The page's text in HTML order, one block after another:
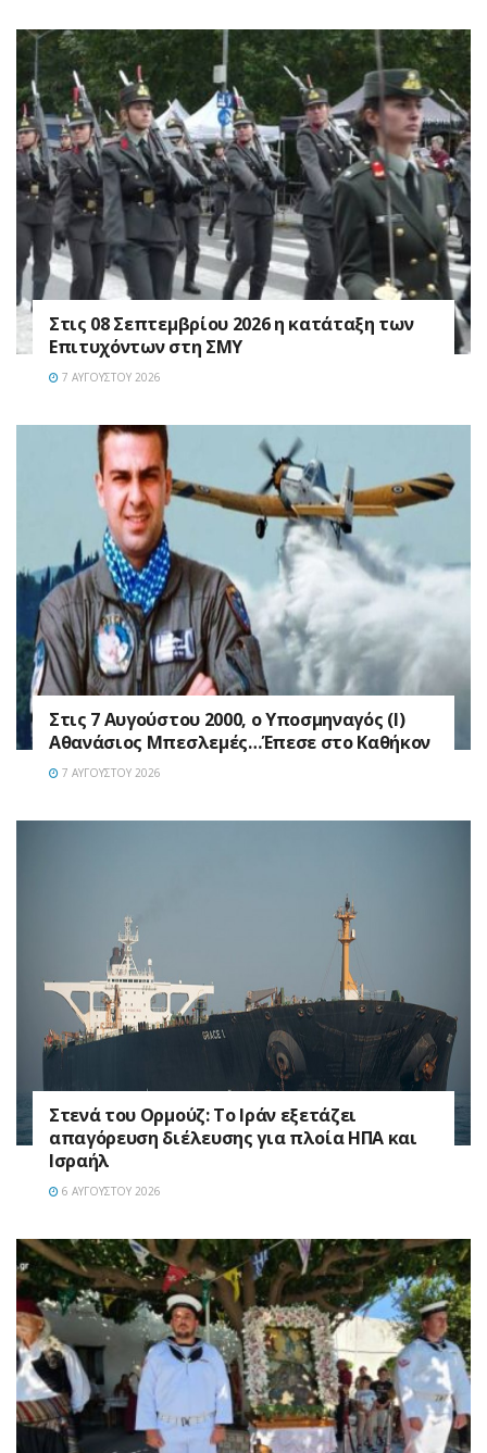
Στις 08 Σεπτεμβρίου 2026 η κατάταξη των
Επιτυχόντων στη ΣΜΥ
7 ΑΥΓΟΎΣΤΟΥ 2026
Στις 7 Αυγούστου 2000, ο Υποσμηναγός (Ι)
Αθανάσιος Μπεσλεμές…Έπεσε στο Καθήκον
7 ΑΥΓΟΎΣΤΟΥ 2026
Στενά του Ορμούζ: Το Ιράν εξετάζει
απαγόρευση διέλευσης για πλοία ΗΠΑ και
Ισραήλ
6 ΑΥΓΟΎΣΤΟΥ 2026